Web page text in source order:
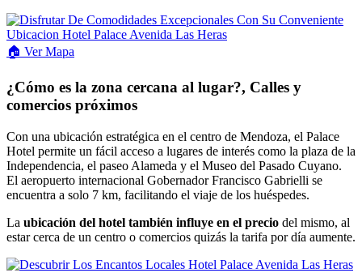
🏠 VerMapa
¿Cómo es la zona cercana al lugar?, Calles y
comercios próximos
Con una ubicación estratégica en el centro de Mendoza, el Palace
Hotel permite un fácil acceso a lugares de interés como la plaza de la
Independencia, el paseo Alameda y el Museo del Pasado Cuyano.
El aeropuerto internacional Gobernador Francisco Gabrielli se
encuentra a solo 7 km, facilitando el viaje de los huéspedes.
La ubicación del hotel también influye en el precio del mismo, al
estar cerca de un centro o comercios quizás la tarifa por día aumente.